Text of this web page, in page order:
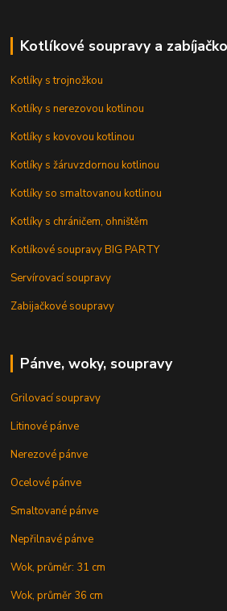
Kotlíkové soupravy a
Kotlíky s trojnožkou
Kotlíky s nerezovou kotlinou
Kotlíky s kovovou kotlinou
Kotlíky s žáruvzdornou kotlinou
Kotlíky so smaltovanou kotlinou
Kotlíky s chráničem, ohništěm
Kotlíkové soupravy BIG PARTY
Servírovací soupravy
Zabijačkové soupravy
Pánve, woky, soupravy
Grilovací soupravy
Litinové pánve
Nerezové pánve
Ocelové pánve
Smaltované pánve
Nepřilnavé pánve
Wok, průměr: 31 cm
Wok, průměr 36 cm